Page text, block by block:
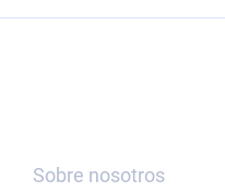
Sobre nosotros